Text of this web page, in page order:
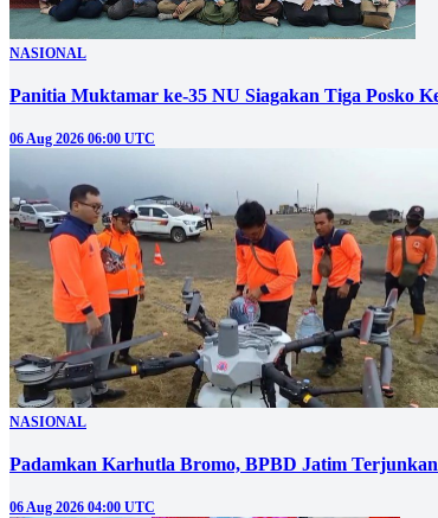
NASIONAL
Panitia Muktamar ke-35 NU Siagakan Tiga Posko
06 Aug 2026 06:00 UTC
NASIONAL
Padamkan Karhutla Bromo, BPBD Jatim
06 Aug 2026 04:00 UTC